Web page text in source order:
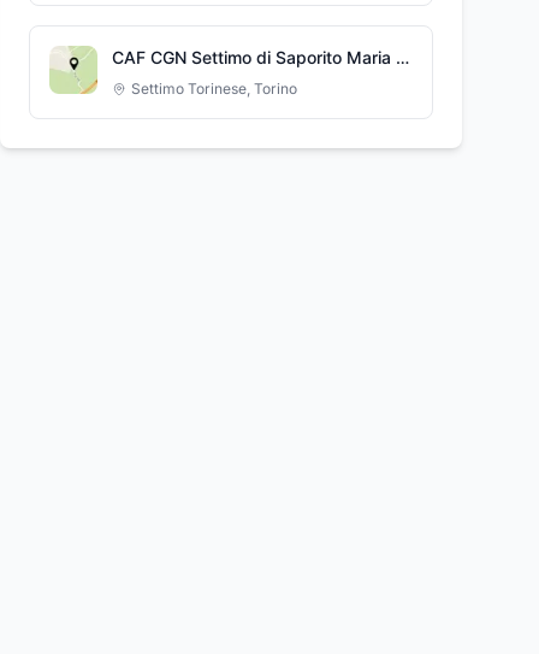
CAF CGN Settimo di Saporito Maria Elena
Settimo Torinese, Torino